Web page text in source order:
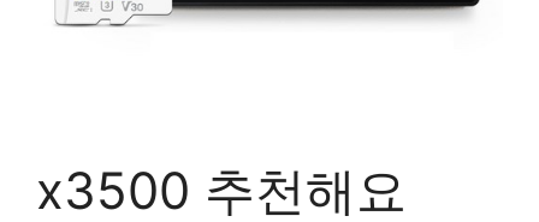
x3500 추천해요